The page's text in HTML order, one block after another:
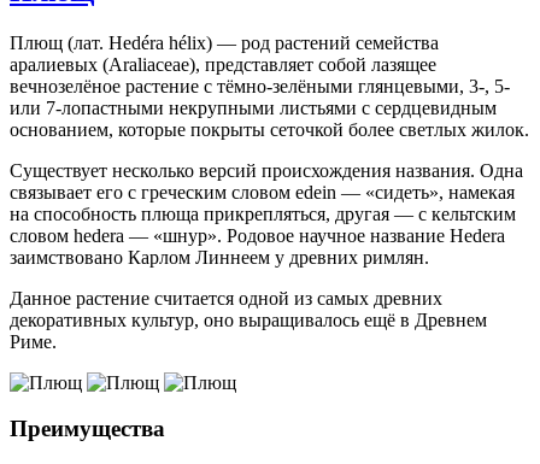
Плющ (лат. Hedéra hélix) — род растений семейства
аралиевых (Araliaceae), представляет собой лазящее
вечнозелёное растение с тёмно-зелёными глянцевыми, 3-, 5-
или 7-лопастными некрупными листьями с сердцевидным
основанием, которые покрыты сеточкой более светлых жилок.
Существует несколько версий происхождения названия. Одна
связывает его с греческим словом edein — «сидеть», намекая
на способность плюща прикрепляться, другая — с кельтским
словом hedera — «шнур». Родовое научное название Hedera
заимствовано Карлом Линнеем у древних римлян.
Данное растение считается одной из самых древних
декоративных культур, оно выращивалось ещё в Древнем
Риме.
Преимущества